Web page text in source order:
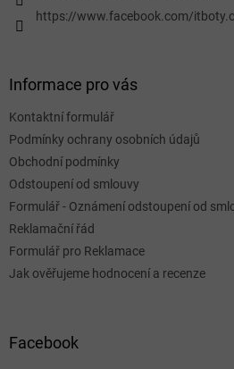
https://www.facebook.com/
Informace pro vás
Kontaktní formulář
Podmínky ochrany osobních údajů
Obchodní podmínky
Odstoupení od smlouvy
Formulář - Oznámení odstoupení od
Reklamační řád
Formulář pro Reklamace
Jak ověřujeme hodnocení a recenze
Facebook